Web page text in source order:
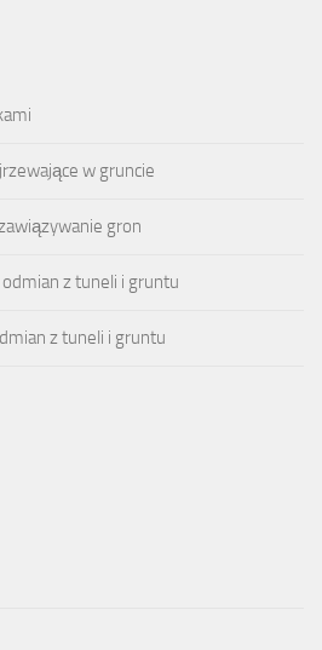
w gruncie
gron
z tuneli i gruntu
z tuneli i gruntu